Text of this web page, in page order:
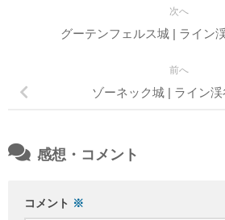
次へ
グーテンフェルス城 | ライン
前へ
ゾーネック城 | ライン
感想・コメント
コメント ※